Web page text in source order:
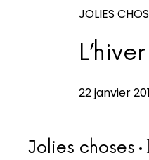
JOLIES
22 janvier
Jolies choses